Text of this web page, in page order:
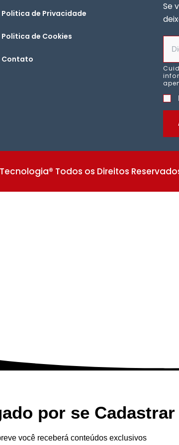
Politica de Privacidade
Politica de Cookies
Contato
Se
Todos os Direitos
por se Cadastrar
você receberá conteúdos exclusivos